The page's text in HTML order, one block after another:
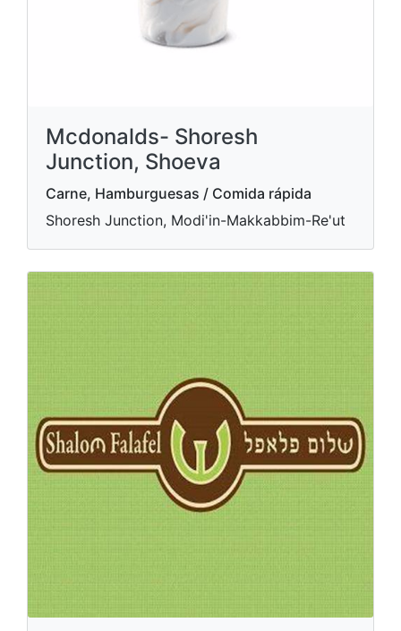
Mcdonalds- Shoresh
Junction, Shoeva
Carne, Hamburguesas / Comida rápida
Shoresh Junction, Modi'in-Makkabbim-Re'ut